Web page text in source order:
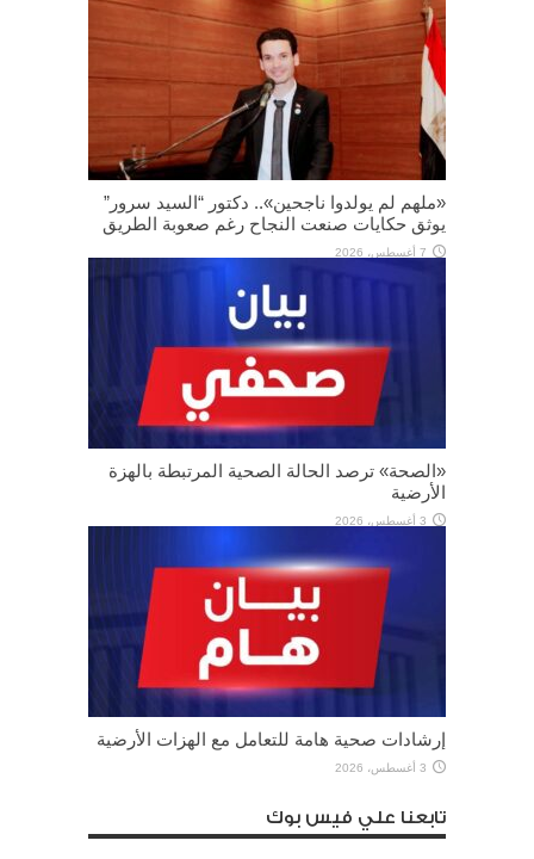
«ملهم لم يولدوا ناجحين».. دكتور “السيد سرور”
يوثق حكايات صنعت النجاح رغم صعوبة الطريق
7 أغسطس، 2026
«الصحة» ترصد الحالة الصحية المرتبطة بالهزة
الأرضية
3 أغسطس، 2026
إرشادات صحية هامة للتعامل مع الهزات الأرضية
3 أغسطس، 2026
تابعنا علي فيس بوك